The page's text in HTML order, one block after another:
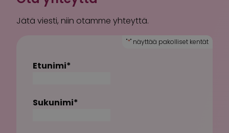
Jätä viesti, niin otamme yhteyttä.
"*" näyttää pakolliset kentät
Etunimi*
Sukunimi*